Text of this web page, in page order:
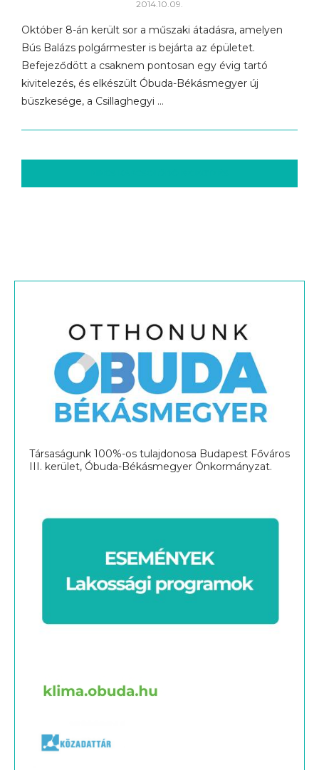
2014.10.09.
Október 8-án került sor a műszaki átadásra, amelyen
Bús Balázs polgármester is bejárta az épületet.
Befejeződött a csaknem pontosan egy évig tartó
kivitelezés, és elkészült Óbuda-Békásmegyer új
büszkesége, a Csillaghegyi …
Társaságunk 100%-os tulajdonosa Budapest Főváros
III. kerület, Óbuda-Békásmegyer Önkormányzat.